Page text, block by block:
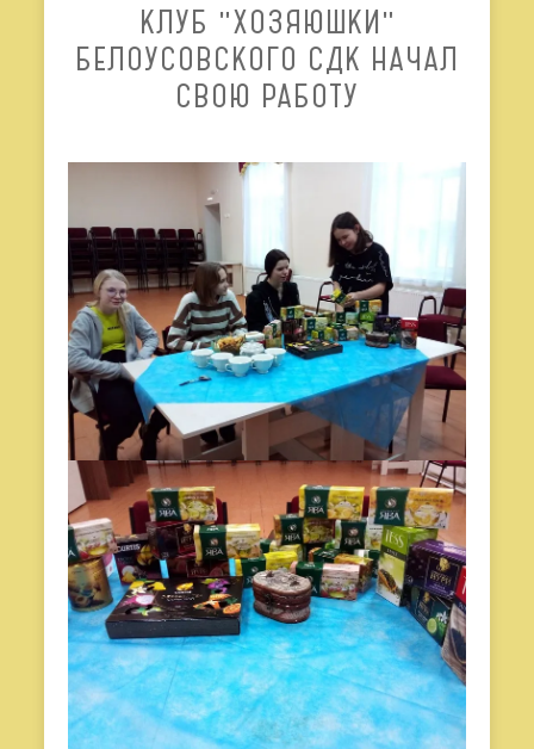
КЛУБ "ХОЗЯЮШКИ"
БЕЛОУСОВСКОГО СДК НАЧАЛ
СВОЮ РАБОТУ